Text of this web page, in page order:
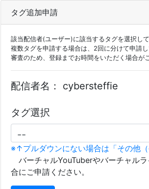
タグ追加申請
該当配信者(ユーザー)に該当するタグを選択し
複数タグを申請する場合は、2回に分けて申請
審査のため、登録までお時間をいただく場合が
配信者名： cybersteffie
タグ選択
※↑プルダウンにない場合は「その他
バーチャルYouTuberやバーチャル
合にご申請ください。